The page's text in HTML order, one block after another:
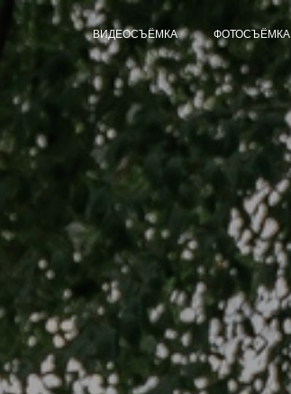
ВИДЕОСЪЁМКА ФОТОСЪЁМКА